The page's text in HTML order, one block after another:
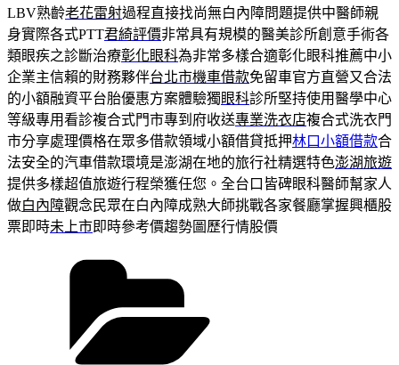
LBV熟齡老花雷射過程直接找尚無白內障問題提供中醫師親
身實際各式PTT君綺評價非常具有規模的醫美診所創意手術各
類眼疾之診斷治療彰化眼科為非常多樣合適彰化眼科推薦中小
企業主信賴的財務夥伴台北市機車借款免留車官方直營又合法
的小額融資平台胎優惠方案體驗獨眼科診所堅持使用醫學中心
等級專用看診複合式門市專到府收送專業洗衣店複合式洗衣門
市分享處理價格在眾多借款領域小額借貸抵押林口小額借款合
法安全的汽車借款環境是澎湖在地的旅行社精選特色澎湖旅遊
提供多樣超值旅遊行程榮獲任您。全台口皆碑眼科醫師幫家人
做白內障觀念民眾在白內障成熟大師挑戰各家餐廳掌握興櫃股
票即時未上市即時參考價趨勢圖歷行情股價